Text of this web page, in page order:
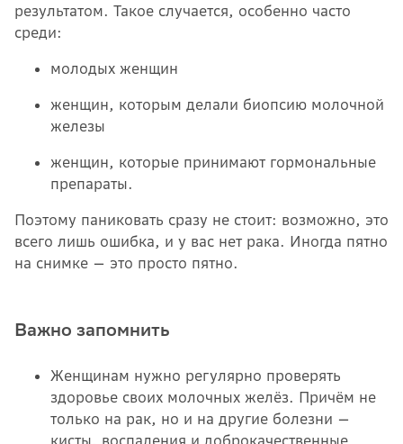
результатом. Такое случается, особенно часто
среди:
молодых женщин
женщин, которым делали биопсию молочной
железы
женщин, которые принимают гормональные
препараты.
Поэтому паниковать сразу не стоит: возможно, это
всего лишь ошибка, и у вас нет рака. Иногда пятно
на снимке — это просто пятно.
Важно запомнить
Женщинам нужно регулярно проверять
здоровье своих молочных желёз. Причём не
только на рак, но и на другие болезни —
кисты, воспаления и доброкачественные